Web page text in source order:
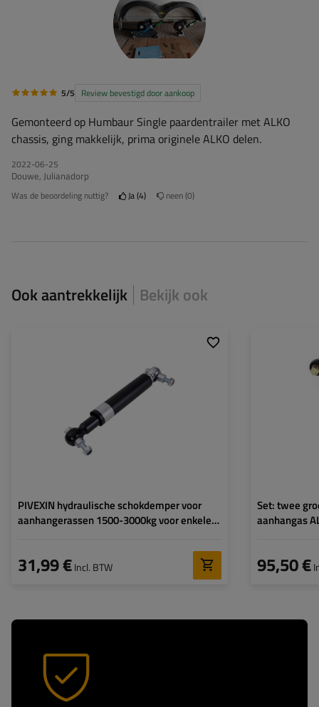
5/5 Review bevestigd door aankoop
Gemonteerd op Humbaur Single paardentrailer met ALKO
chassis, ging makkelijk, prima originele ALKO delen.
2022-06-25
Douwe, Julianadorp
Was de beoordeling nuttig? Ja 4 neen 0
Ook aantrekkelijk Bekijk ook
PIVEXIN hydraulische schokdemper voor
aanhangerassen 1500-3000kg voor enkele
31,99 €Incl. BTW
3000 kg
Set: twee
aanhangas
95,50 €